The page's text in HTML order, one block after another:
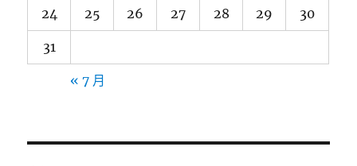
24 25 26 27 28 29 30
31
« 7 月